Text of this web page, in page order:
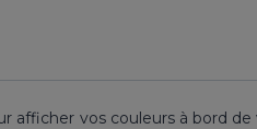
afficher vos couleurs à bord